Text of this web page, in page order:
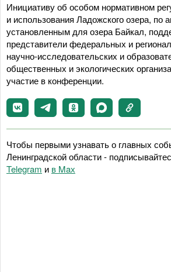
Инициативу об особом нормативном
и использования Ладожского озера, по
установленным для озера Байкал,
представители федеральных и
научно-исследовательских и
общественных и экологических
участие в конференции.
Чтобы первыми узнавать о главных
Ленинградской области -
Telegram и в Maх